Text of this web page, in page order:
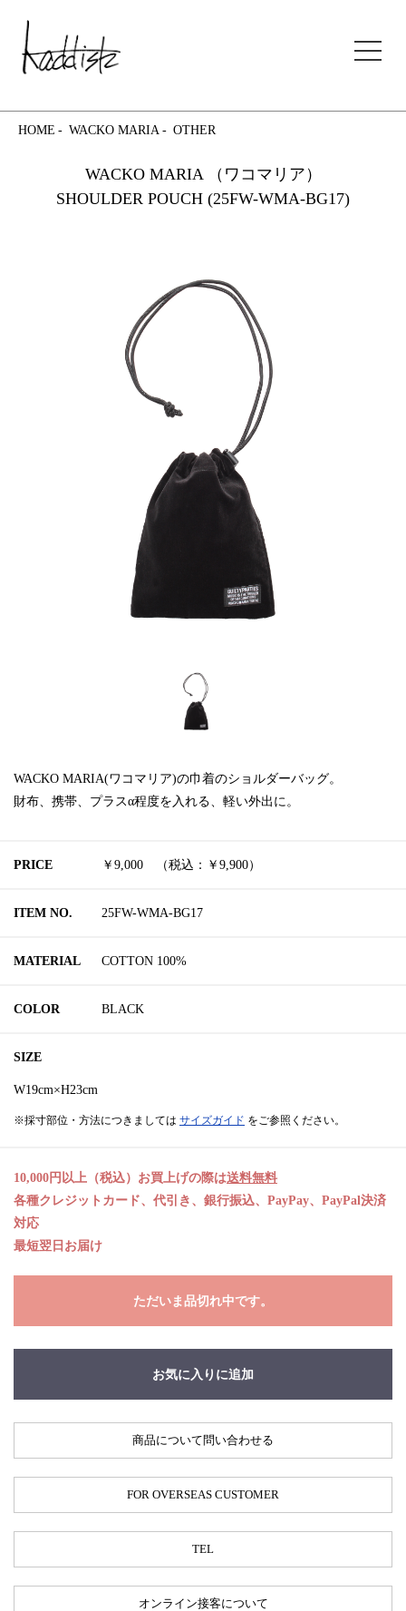
kaddish development store
HOME WACKO MARIA OTHER
WACKO MARIA （ワコマリア）
SHOULDER POUCH (25FW-WMA-BG17)
WACKO MARIA(ワコマリア)の巾着のショルダーバッグ。
財布、携帯、プラスα程度を入れる、軽い外出に。
PRICE ￥9,000 （税込：￥9,900）
ITEM NO. 25FW-WMA-BG17
MATERIAL COTTON 100%
COLOR BLACK
SIZE
W19cm×H23cm
※採寸部位・方法につきましては サイズガイド をご参照ください。
10,000円以上（税込）お買上げの際は送料無料
各種クレジットカード、代引き、銀行振込、PayPay、PayPal決済
対応
最短翌日お届け
ただいま品切れ中です。
お気に入りに追加
商品について問い合わせる
FOR OVERSEAS CUSTOMER
TEL
オンライン接客について